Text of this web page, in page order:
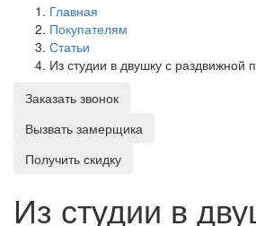
Главная
Покупателям
Статьи
Из студии в двушку с раздвижной
Заказать звонок
Вызвать замерщика
Получить скидку
Из студии в